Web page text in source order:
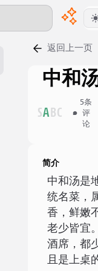
返回上一页
中和
SA BC
5条
评
论
简介
中和汤是
统名菜，
香，鲜嫩
老少皆宜
酒席，都
且是上桌